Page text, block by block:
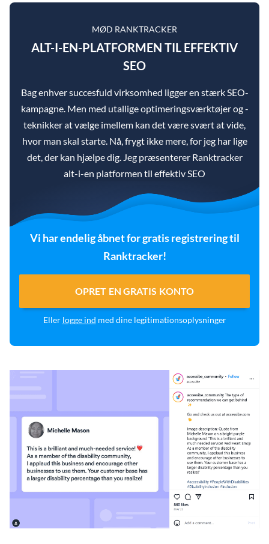
MØD RANKTRACKER
ALT-I-EN-PLATFORMEN TIL EFFEKTIV
SEO
Bag enhver succesfuld virksomhed ligger en stærk SEO-
kampagne. Men med utallige optimeringsværktøjer og -
teknikker at vælge imellem kan det være svært at vide,
hvor man skal starte. Nå, frygt ikke mere, for jeg har lige
det, der kan hjælpe dig. Jeg præsenterer Ranktracker
alt-i-en platformen til effektiv SEO
Vi har endelig åbnet for gratis registrering til
Ranktracker!
OPRET EN GRATIS KONTO
Eller logge ind med dine legitimationsoplysninger